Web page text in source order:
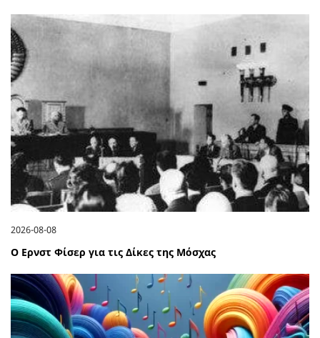
2026-08-08
Ο Ερνστ Φίσερ για τις Δίκες της Μόσχας